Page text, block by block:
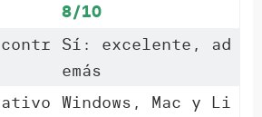
8/10
Sí: excelente, ad
emás
Windows, Mac y Li